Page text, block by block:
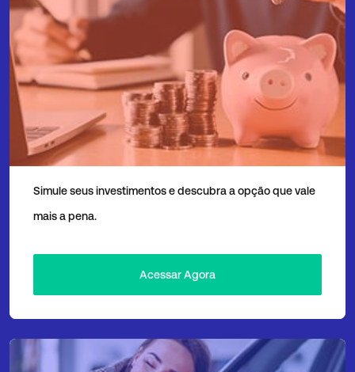
Simulador de Previdência
Simule seus investimentos e descubra a opção que vale
mais a pena.
Acessar Agora